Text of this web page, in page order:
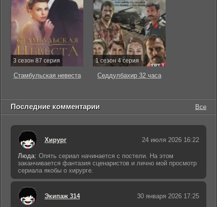
3 сезон 87 серия
Стамбульская невеста
1 сезон 4 серия
Седдулбахир 32 часа
Последние комментарии Все
Хирург 24 июля 2026 16:22
Люда: Опять сериал начинается с постели. На этом
заканчивается фантазия сценаристов и лично мой просмотр
сериала якобы о хирурге.
Экипаж 314 30 января 2026 17:25